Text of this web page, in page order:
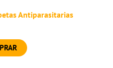
Antiparasitarias